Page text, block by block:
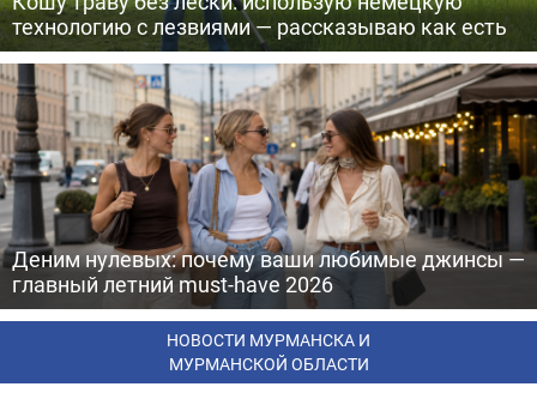
технологию с лезвиями — рассказываю как есть
Деним нулевых: почему ваши любимые джинсы —
главный летний must-have 2026
НОВОСТИ МУРМАНСКА И
МУРМАНСКОЙ ОБЛАСТИ